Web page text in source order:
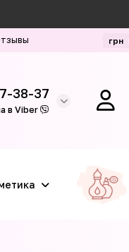
грн
38-37
в Viber